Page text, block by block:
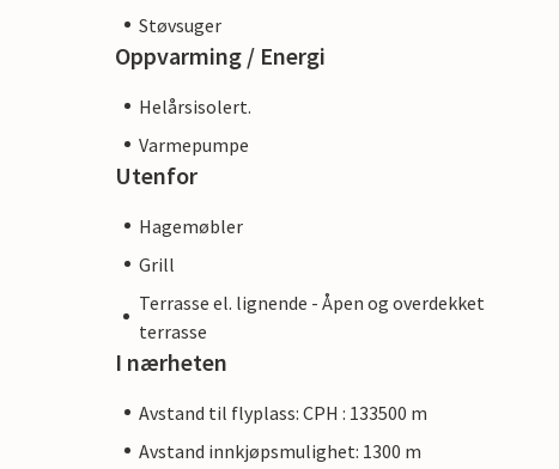
Støvsuger
Oppvarming / Energi
Helårsisolert.
Varmepumpe
Utenfor
Hagemøbler
Grill
Terrasse el. lignende - Åpen og overdekket
terrasse
I nærheten
Avstand til flyplass: CPH : 133500 m
Avstand innkjøpsmulighet: 1300 m